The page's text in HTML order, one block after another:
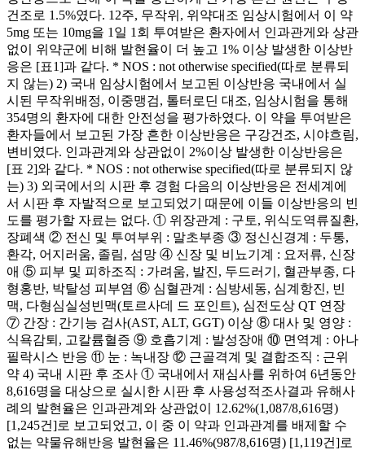
건조로 1.5%였다. 12주, 무작위, 위약대조 임상시험에서 이 약
5mg 또는 10mg을 1일 1회 투여받은 환자에서 인과관게와 상관
없이 위약군에 비해 발현율이 더 높고 1% 이상 발생한 이상반
응은 [표1]과 같다. * NOS : not otherwise specified(따로 분류되
지 않는) 2) 국내 임상시험에서 보고된 이상반응 국내에서 실
시된 무작위배정, 이중맹검, 톨터로딘 대조, 임상시험을 통해
354명의 환자에 대한 안전성을 평가하였다. 이 약을 투여받은
환자들에서 보고된 가장 흔한 이상반응은 구강건조, 시야흐림,
변비였다. 인과관계와 상관없이 2%이상 발생한 이상반응은
[표 2]와 같다. * NOS : not otherwise specified(따로 분류되지 않
는) 3) 외국에서의 시판 후 경험 다음의 이상반응은 전세계에
서 시판 후 자발적으로 보고되었기 때문에 이들 이상반응의 빈
도를 평가할 자료는 없다. ① 위장관계 : 구토, 위식도역류질환,
장폐색 ② 전신 및 투여부위 : 말초부종 ③ 정신신경계 : 두통,
환각, 어지러움, 졸림, 섬망 ④ 신장 및 비뇨기계 : 요저류, 신장
애 ⑤ 피부 및 피하조직 : 가려움, 발진, 두드러기, 혈관부종, 다
형홍반, 박탈성 피부염 ⑥ 심혈관계 : 심방세동, 심계항진, 빈
맥, 다형심실성빈맥(토르사데 드 포인트), 심전도상 QT 연장
⑦ 간장 : 간기능 검사(AST, ALT, GGT) 이상 ⑧ 대사 및 영양 :
식욕감퇴, 고칼륨혈증 ⑨ 호흡기계 : 발성장애 ⑩ 면역계 : 아나
필락시스 반응 ⑪ 눈 : 녹내장 ⑫ 근골격계 및 결합조직 : 근위
약 4) 국내 시판 후 조사 ① 국내에서 재심사를 위하여 6년동안
8,616명을 대상으로 실시한 시판 후 사용성적조사결과 유해사
례의 발현율은 인과관계와 상관없이 12.62%(1,087/8,616명)
[1,245건]로 보고되었고, 이 중 이 약과 인과관계를 배제할 수
없는 약물유해반응 발현율은 11.46%(987/8,616명) [1,119건]로